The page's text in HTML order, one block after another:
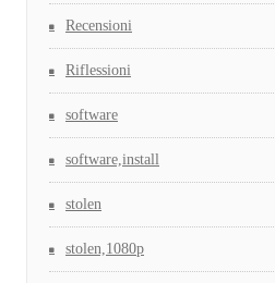
Recensioni
Riflessioni
software
software,install
stolen
stolen,1080p